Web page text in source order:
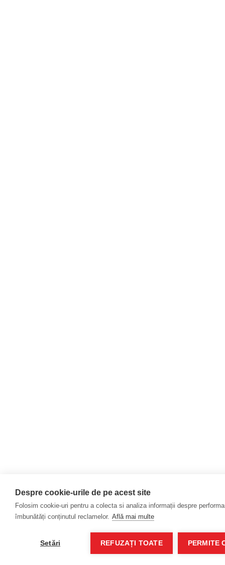
Despre cookie-urile de pe acest site
Folosim cookie-uri pentru a colecta si analiza informații despre
îmbunătăți conținutul reclamelor. Află mai multe
Setări REFUZAȚI TOATE PERMITE